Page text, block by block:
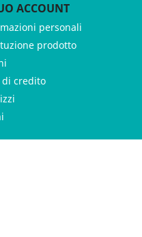
ACCOUNT
personali
prodotto
di credito